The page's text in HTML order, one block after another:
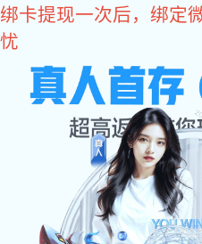
星空真人
您好，欢迎您光临星空真人商城！
星空真人
come2time.com
网站星空真人